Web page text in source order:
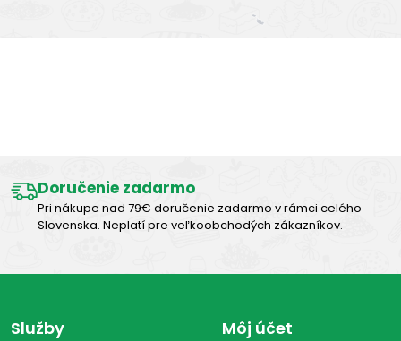
Doručenie zadarmo
Pri nákupe nad 79€ doručenie zadarmo v rámci celého
Slovenska. Neplatí pre veľkoobchodých zákazníkov.
Služby Môj účet